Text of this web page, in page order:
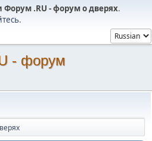
Форум .RU - форум о дверях.
.
- форум